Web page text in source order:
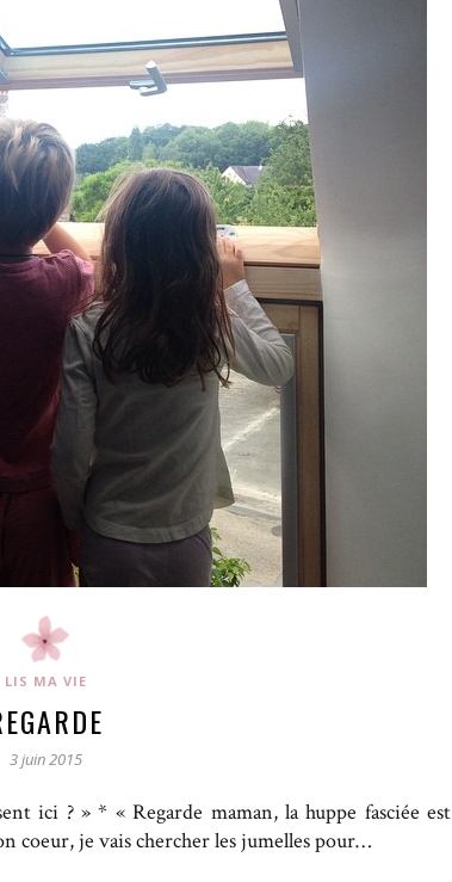
LIS MA VIE
3 juin 2015
ici ? » * « Regarde maman, la huppe fasciée est
coeur, je vais chercher les jumelles pour…